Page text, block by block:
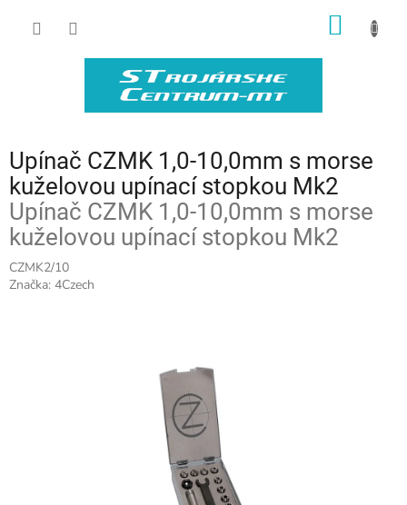
Upínač CZMK 1,0-10,0mm s morse
kuželovou upínací stopkou Mk2
Upínač CZMK 1,0-10,0mm s morse
kuželovou upínací stopkou Mk2
CZMK2/10
Značka: 4Czech